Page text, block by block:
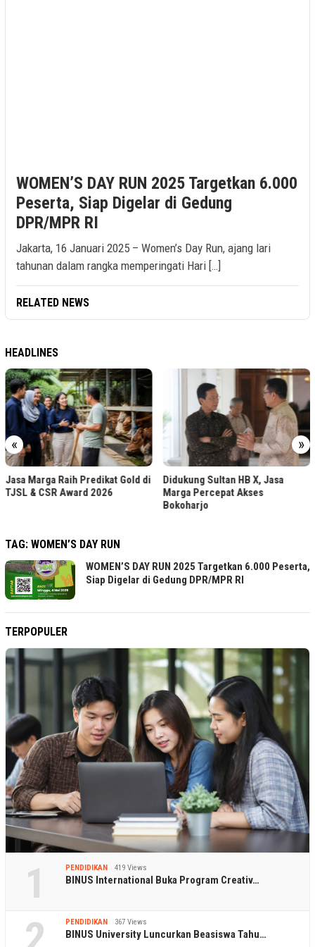
WOMEN’S DAY RUN 2025 Targetkan 6.000
Peserta, Siap Digelar di Gedung
DPR/MPR RI
Jakarta, 16 Januari 2025 – Women’s Day Run, ajang lari
tahunan dalam rangka memperingati Hari […]
RELATED NEWS
HEADLINES
« »
Jasa Marga Raih Predikat Gold di
TJSL & CSR Award 2026
Didukung Sultan HB X, Jasa
Marga Percepat Akses
Bokoharjo
TAG: WOMEN’S DAY RUN
WOMEN’S DAY RUN 2025 Targetkan 6.000 Peserta,
Siap Digelar di Gedung DPR/MPR RI
TERPOPULER
1 PENDIDIKAN 419 Views
BINUS International Buka Program Creativ…
PENDIDIKAN 367 Views
BINUS University Luncurkan Beasiswa Tahu…